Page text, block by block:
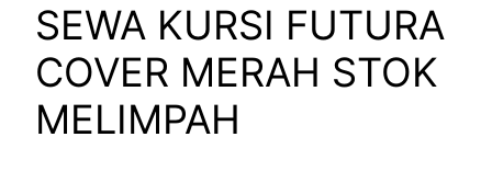
SEWA KURSI FUTURA
COVER MERAH STOK
MELIMPAH